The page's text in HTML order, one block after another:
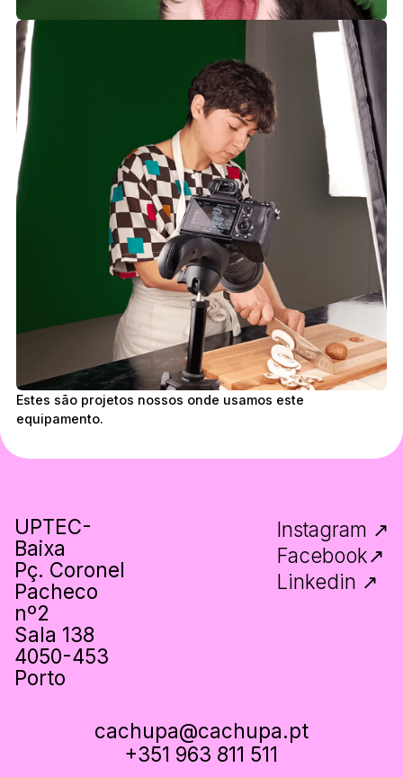
Estes são projetos nossos onde usamos este
equipamento.
UPTEC-
Baixa
Pç. Coronel
Pacheco
nº2
Sala 138
4050-453
Porto
Instagram ↗
Facebook↗
Linkedin ↗
cachupa@cachupa.pt
+351 963 811 511